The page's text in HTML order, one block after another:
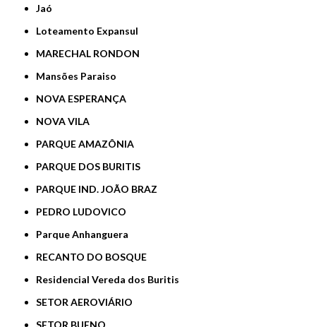
Jaó
Loteamento Expansul
MARECHAL RONDON
Mansões Paraiso
NOVA ESPERANÇA
NOVA VILA
PARQUE AMAZÔNIA
PARQUE DOS BURITIS
PARQUE IND. JOÃO BRAZ
PEDRO LUDOVICO
Parque Anhanguera
RECANTO DO BOSQUE
Residencial Vereda dos Buritis
SETOR AEROVIÁRIO
SETOR BUENO